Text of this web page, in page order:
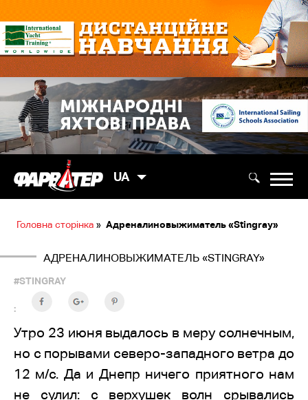
UA
Головна сторінка » Адреналиновыжиматель «Stingray»
АДРЕНАЛИНОВЫЖИМАТЕЛЬ «STINGRAY»
#STINGRAY
:
Утро 23 июня выдалось в меру солнечным,
но с порывами северо-западного ветра до
12 м/с. Да и Днепр ничего приятного нам
не сулил: с верхушек волн срывались